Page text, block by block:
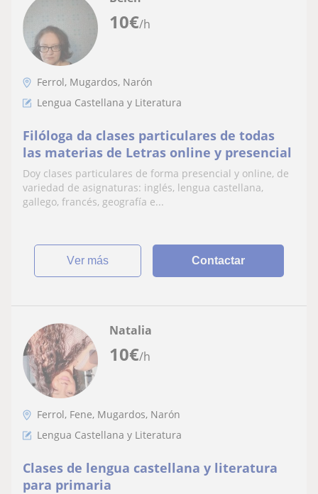
10€/h
Ferrol, Mugardos, Narón
Lengua Castellana y Literatura
Filóloga da clases particulares de todas
las materias de Letras online y presencial
Doy clases particulares de forma presencial y online, de
variedad de asignaturas: inglés, lengua castellana,
gallego, francés, geografía e...
ver más Contactar
10€/h
Natalia
Ferrol, Fene, Mugardos, Narón
Lengua Castellana y Literatura
Clases de lengua castellana y literatura
para primaria